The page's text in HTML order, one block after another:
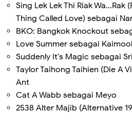
Sing Lek Lek Thi Riak
Thing Called Love) sebagai
BKO: Bangkok Knockout
Love Summer sebagai
Suddenly It's Magic sebagai
Taylor Taihong Taihien (Die A
Ant
Cat A Wabb sebagai Meyo
2538 Alter Majib (Alternative